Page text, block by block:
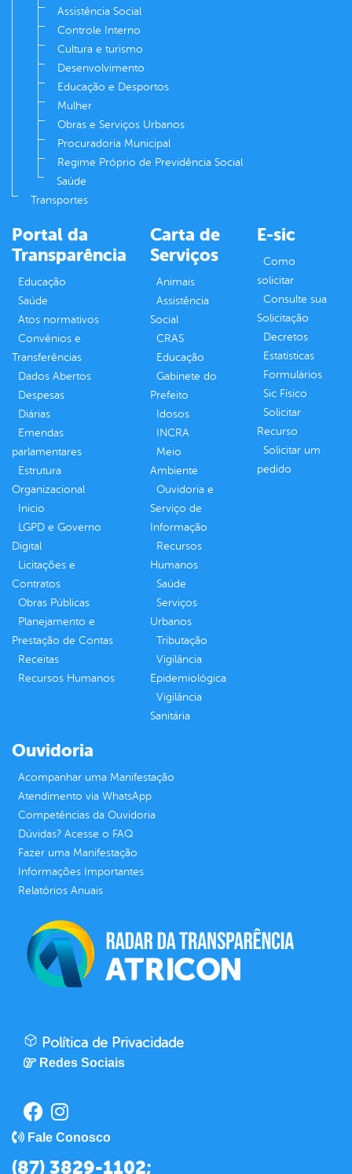
Assistência Social
Controle Interno
Cultura e turismo
Desenvolvimento
Educação e Desportos
Mulher
Obras e Serviços Urbanos
Procuradoria Municipal
Regime Próprio de Previdência Social
Saúde
Transportes
Portal da
Transparência
Educação
Saúde
Atos normativos
Convênios e
Transferências
Dados Abertos
Despesas
Diárias
Emendas
parlamentares
Estrutura
Organizacional
Inicio
LGPD e Governo
Digital
Licitações e
Contratos
Obras Públicas
Planejamento e
Prestação de Contas
Receitas
Recursos Humanos
Carta de
Serviços
Animais
Assistência
Social
CRAS
Educação
Gabinete do
Prefeito
Idosos
INCRA
Meio
Ambiente
Ouvidoria e
Serviço de
Informação
Recursos
Humanos
Saúde
Serviços
Urbanos
Tributação
Vigilância
Epidemiológica
Vigilância
Sanitária
E-sic
Como
solicitar
Consulte sua
Solicitação
Decretos
Estatísticas
Formulários
Sic Físico
Solicitar
Recurso
Solicitar um
pedido
Ouvidoria
Acompanhar uma Manifestação
Atendimento via WhatsApp
Competências da Ouvidoria
Dúvidas? Acesse o FAQ
Fazer uma Manifestação
Informações Importantes
Relatórios Anuais
Política de Privacidade
Redes Sociais
Fale Conosco
(87) 3829-1102;